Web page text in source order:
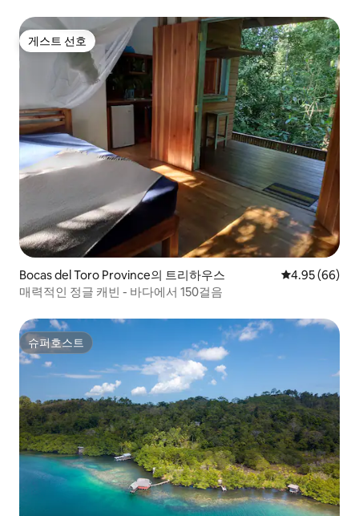
게스트 선호
게스트 선호
Bocas del Toro Province의 트리하우스 평점 4.95점(5
4.95 (66)
매력적인 정글 캐빈 - 바다에서 150걸음
슈퍼호스트
슈퍼호스트